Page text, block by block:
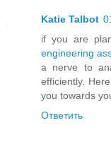
Katie Talbot
if you are
engineering
a nerve to
efficiently.
you towards
Ответить